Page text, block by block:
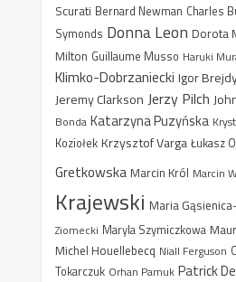
Scurati Bernard Newman Charles
Symonds Donna Leon Dorota
Milton Guillaume Musso Haruki
Klimko-Dobrzaniecki Igor
Jeremy Clarkson Jerzy Pilch
Bonda Katarzyna Puzyńska
Koziołek Krzysztof Varga Łukasz
Gretkowska Marcin Król Marcin
Krajewski Maria
Ziomecki Maryla Szymiczkowa
Michel Houellebecq Niall Ferguson
Tokarczuk Orhan Pamuk Patrick